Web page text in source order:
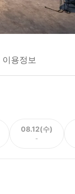
이용정보
08.12(수)
-